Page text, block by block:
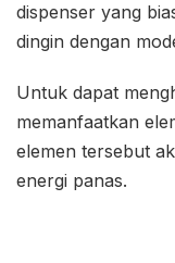
dispenser yang
dingin dengan
Untuk dapat
memanfaatkan
elemen tersebut
energi panas.